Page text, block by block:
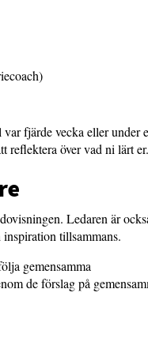
fjärde vecka eller under
reflektera över vad ni lärt er.
Ledaren är
tillsammans.
gemensamma
de förslag på